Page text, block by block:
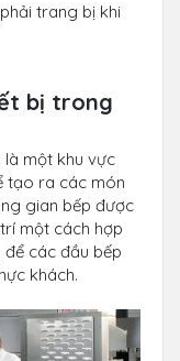
trang bị khi
bị trong
là một khu vực
tạo ra các món
gian bếp được
một cách hợp
để các đầu bếp
khách.